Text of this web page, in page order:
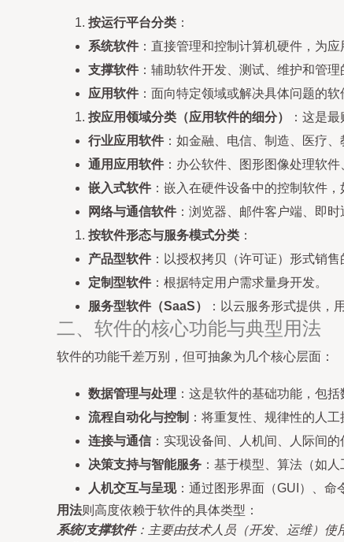
按运行平台分类 ：
系统软件 ：直接管理和控制计算机硬件，为
支撑软件 ：辅助软件开发、测试、维护和管
应用软件 ：面向特定领域或解决具体问题的
按应用领域分类（应用软件的细分）
：这是
行业应用软件 ：如金融、电信、制造、医疗
通用应用软件 ：办公软件、图形图像处理软
嵌入式软件 ：嵌入在硬件设备中的控制软件
网络与通信软件 ：浏览器、邮件客户端、即
按软件形态与服务模式分类 ：
产品型软件 ：以授权拷贝（许可证）形式销售
定制型软件 ：根据特定用户需求量身开发。
服务型软件（SaaS）
：以云服务形式提供，
二、软件的核心功能与典型用法
软件的功能千差万别，但可抽象为几个核心层面：
数据管理与处理 ：这是软件的基础功能，包
流程自动化与控制 ：将重复性、规律性的人
连接与通信 ：实现设备间、人机间、人际间
决策支持与智能服务 ：基于模型、算法（如
人机交互与呈现：通过图形界面（GUI）、命
用法则高度依赖于软件的具体类型：
系统/支撑软件：主要由技术人员（开发、运维）使